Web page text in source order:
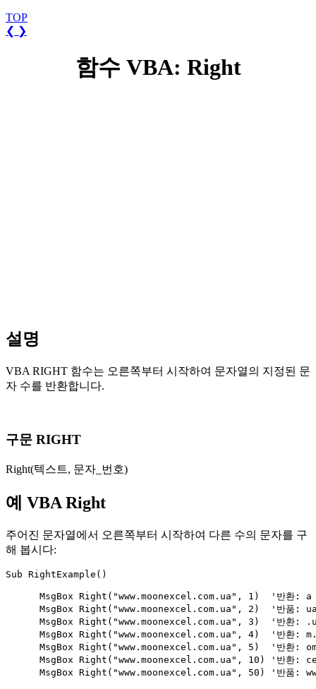
TOP
❮ ❯
함수 VBA: Right
설명
VBA RIGHT 함수는 오른쪽부터 시작하여 문자열의 지정된 문
자 수를 반환합니다.
구문 RIGHT
Right(텍스트, 문자_번호)
예 VBA Right
주어진 문자열에서 오른쪽부터 시작하여 다른 수의 문자를 구
해 봅시다:
Sub RightExample()
      MsgBox Right("www.moonexcel.com.ua", 1)  '반환: a
MsgBox Right("www.moonexcel.com.ua", 2)  '반품:
MsgBox Right("www.moonexcel.com.ua", 3)  '반환:
MsgBox Right("www.moonexcel.com.ua", 4)  '반환:
MsgBox Right("www.moonexcel.com.ua", 5)  '반환:
MsgBox Right("www.moonexcel.com.ua", 10) '반환:
MsgBox Right("www.moonexcel.com.ua", 50) '반품: